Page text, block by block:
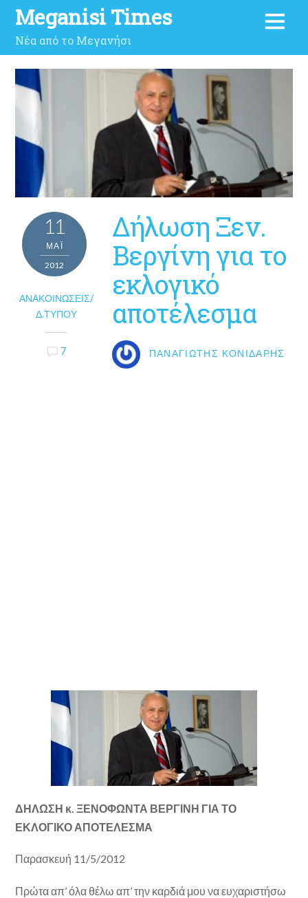
Meganisi Times
Νέα από το Μεγανήσι
11
ΜΑΪ́
2012
ΑΝΑΚΟΙΝΏΣΕΙΣ/
Δ.ΤΎΠΟΥ
7
Δήλωση Ξεν.
Βεργίνη για το
εκλογικό
αποτέλεσμα
ΠΑΝΑΓΙΏΤΗΣ ΚΟΝΙΔΆΡΗΣ
ΔΗΛΩΣΗ κ. ΞΕΝΟΦΩΝΤΑ ΒΕΡΓΙΝΗ ΓΙΑ ΤΟ
ΕΚΛΟΓΙΚΟ ΑΠΟΤΕΛΕΣΜΑ
Παρασκευή 11/5/2012
Πρώτα απ’ όλα θέλω απ’ την καρδιά μου να ευχαριστήσω